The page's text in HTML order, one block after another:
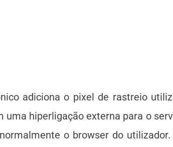
adiciona o pixel de rastreio
hiperligação externa para o
o browser do